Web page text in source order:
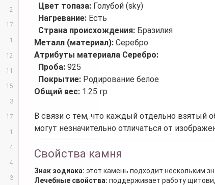
2
17
1
12
11
15
3
17
1
4
4
3
Цвет топаза: Голубой (sky)
Нагревание: Есть
Страна происхождения: Бразилия
Металл (материал): Серебро
Атрибуты материала Серебро:
Проба: 925
Покрытие: Родирование белое
Общий вес: 1.25 гр
В связи с тем, что каждый отдельно взятый
могут незначительно отличаться от
Свойства камня
Знак зодиака: этот камень подходит нескольким
Лечебные свойства: поддерживает работу